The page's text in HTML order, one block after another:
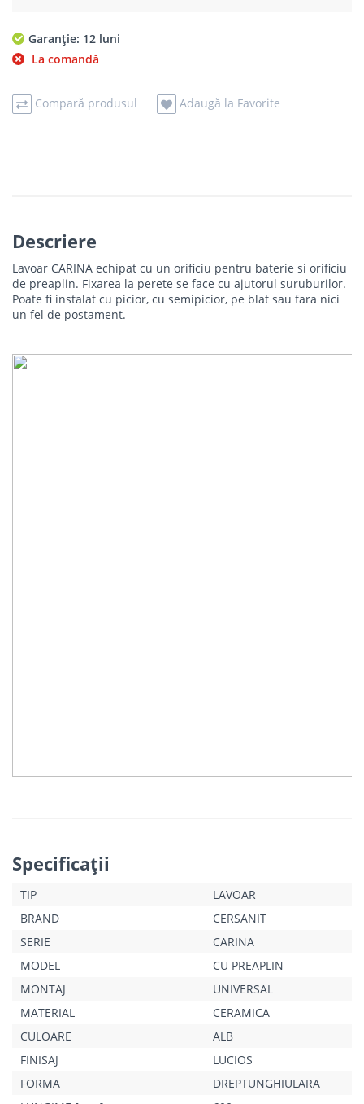
Garanție: 12 luni
La comandă
Compară produsul Adaugă la Favorite
Descriere
Lavoar CARINA echipat cu un orificiu pentru baterie si orificiu
de preaplin. Fixarea la perete se face cu ajutorul suruburilor.
Poate fi instalat cu picior, cu semipicior, pe blat sau fara nici
un fel de postament.
Specificaţii
TIP
LAVOAR
BRAND
CERSANIT
SERIE
CARINA
MODEL
CU PREAPLIN
MONTAJ
UNIVERSAL
MATERIAL
CERAMICA
CULOARE
ALB
FINISAJ
LUCIOS
FORMA
DREPTUNGHIULARA